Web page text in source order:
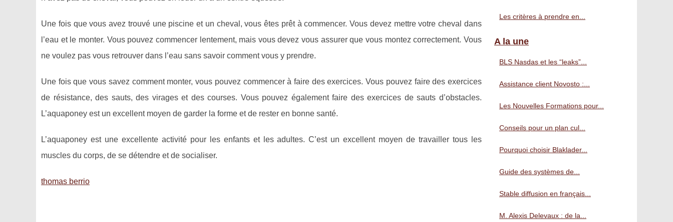
Une fois que vous avez trouvé une piscine et un cheval, vous êtes prêt à commencer. Vous devez mettre votre cheval dans
l’eau et le monter. Vous pouvez commencer lentement, mais vous devez vous assurer que vous montez correctement. Vous
ne voulez pas vous retrouver dans l’eau sans savoir comment vous y prendre.
Une fois que vous savez comment monter, vous pouvez commencer à faire des exercices. Vous pouvez faire des exercices
de résistance, des sauts, des virages et des courses. Vous pouvez également faire des exercices de sauts d’obstacles.
L’aquaponey est un excellent moyen de garder la forme et de rester en bonne santé.
L’aquaponey est une excellente activité pour les enfants et les adultes. C’est un excellent moyen de travailler tous les
muscles du corps, de se détendre et de socialiser.
thomas berrio
Les critères à prendre en...
A la une
BLS Nasdas et les “leaks”...
Assistance client Novosto :...
Les Nouvelles Formations pour...
Conseils pour un plan cul...
Pourquoi choisir Blaklader...
Guide des systèmes de...
Stable diffusion en français...
M. Alexis Delevaux : de la...